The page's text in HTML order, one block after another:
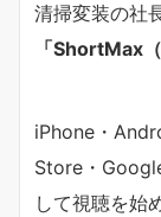
清掃変装の社
「ShortMax
iPhone・
Store・
して視聴を始